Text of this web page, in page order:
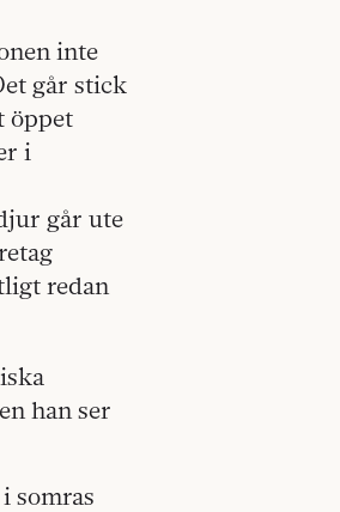
inte
går stick
öppet
i
går ute
redan
han ser
somras